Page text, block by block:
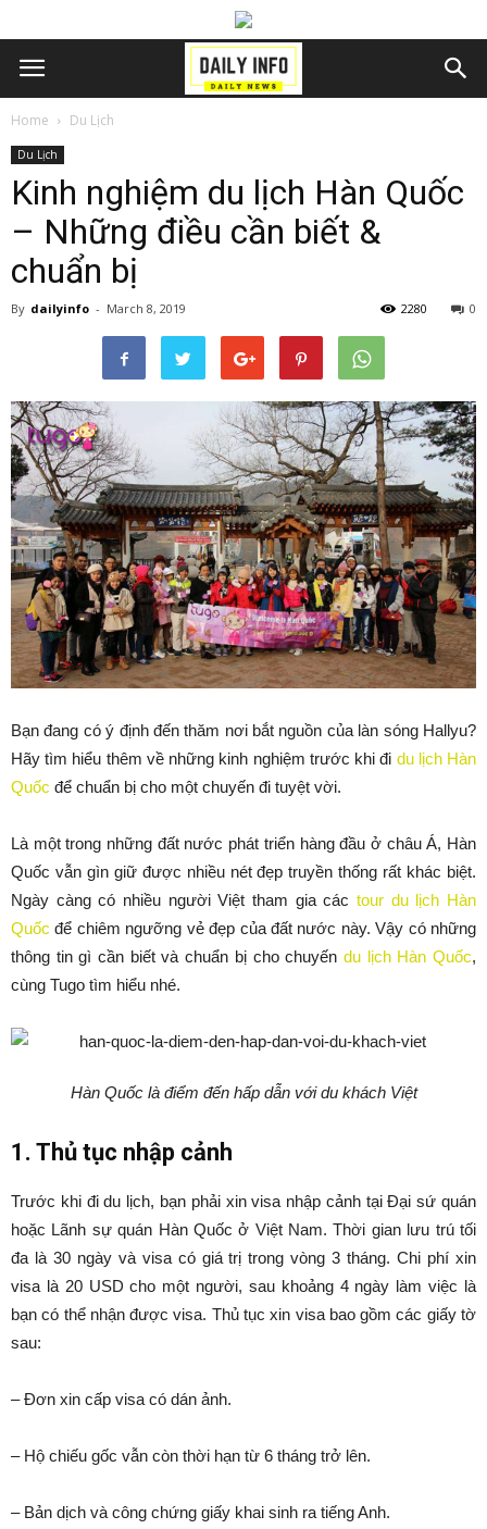
Home Du Lịch
Du Lịch
Kinh nghiệm du lịch Hàn Quốc
– Những điều cần biết &
chuẩn bị
By dailyinfo - March 8, 2019 0
2280
Bạn đang có ý định đến thăm nơi bắt nguồn của làn sóng Hallyu?
Hãy tìm hiểu thêm về những kinh nghiệm trước khi đi du lịch Hàn
Quốc để chuẩn bị cho một chuyến đi tuyệt vời.
Là một trong những đất nước phát triển hàng đầu ở châu Á, Hàn
Quốc vẫn gìn giữ được nhiều nét đẹp truyền thống rất khác biệt.
Ngày càng có nhiều người Việt tham gia các tour du lịch Hàn
Quốc để chiêm ngưỡng vẻ đẹp của đất nước này. Vậy có những
thông tin gì cần biết và chuẩn bị cho chuyến du lịch Hàn Quốc,
cùng Tugo tìm hiểu nhé.
Hàn Quốc là điểm đến hấp dẫn với du khách Việt
1. Thủ tục nhập cảnh
Trước khi đi du lịch, bạn phải xin visa nhập cảnh tại Đại sứ quán
hoặc Lãnh sự quán Hàn Quốc ở Việt Nam. Thời gian lưu trú tối
đa là 30 ngày và visa có giá trị trong vòng 3 tháng. Chi phí xin
visa là 20 USD cho một người, sau khoảng 4 ngày làm việc là
bạn có thể nhận được visa. Thủ tục xin visa bao gồm các giấy tờ
sau:
– Đơn xin cấp visa có dán ảnh.
– Hộ chiếu gốc vẫn còn thời hạn từ 6 tháng trở lên.
– Bản dịch và công chứng giấy khai sinh ra tiếng Anh.